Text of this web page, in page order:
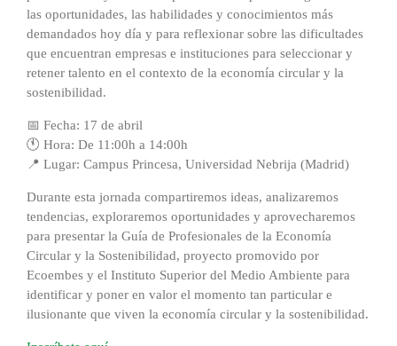
las oportunidades, las habilidades y conocimientos más
demandados hoy día y para reflexionar sobre las dificultades
que encuentran empresas e instituciones para seleccionar y
retener talento en el contexto de la economía circular y la
sostenibilidad.
📅 Fecha: 17 de abril
🕚 Hora: De 11:00h a 14:00h
📍 Lugar: Campus Princesa, Universidad Nebrija (Madrid)
Durante esta jornada compartiremos ideas, analizaremos
tendencias, exploraremos oportunidades y aprovecharemos
para presentar la Guía de Profesionales de la Economía
Circular y la Sostenibilidad, proyecto promovido por
Ecoembes y el Instituto Superior del Medio Ambiente para
identificar y poner en valor el momento tan particular e
ilusionante que viven la economía circular y la sostenibilidad.